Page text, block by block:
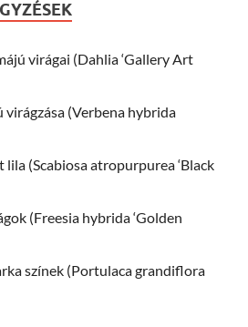
virágai (Dahlia ‘Gallery Art
virágzása (Verbena hybrida
(Scabiosa atropurpurea ‘Black
(Freesia hybrida ‘Golden
színek (Portulaca grandiflora